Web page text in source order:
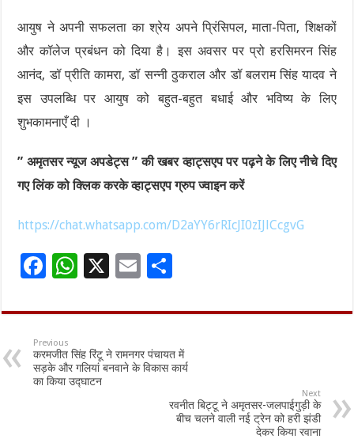
आयुष ने अपनी सफलता का श्रेय अपने प्रिंसिपल, माता-पिता, शिक्षकों
और कॉलेज प्रबंधन को दिया है। इस अवसर पर प्रो हरसिमरन सिंह
आनंद, डॉ प्रीति कामरा, डॉ सन्नी ठुकराल और डॉ बलराम सिंह यादव ने
इस उपलब्धि पर आयुष को बहुत-बहुत बधाई और भविष्य के लिए
शुभकामनाएँ दी ।
” अमृतसर न्यूज अपडेट्स ” की खबर व्हाट्सएप पर पढ़ने के लिए नीचे दिए
गए लिंक को क्लिक करके व्हाट्सएप ग्रुप ज्वाइन करें
https://chat.whatsapp.com/D2aYY6rRIcJI0zIJlCcgvG
F
e
b
o
o
W
at
sA
p
p
X
E
ai ar
e
Previous
करमजीत सिंह रिंटू ने रामनगर पंचायत में
सड़के और गलियां बनवाने के विकास कार्य
का किया उद्घाटन
Next
रवनीत बिट्टू ने अमृतसर-जलपाईगुड़ी के
बीच चलने वाली नई ट्रेन को हरी झंडी
देकर किया रवाना